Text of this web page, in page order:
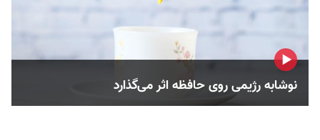
نوشابه رژیمی روی حافظه اثر می‌گذارد